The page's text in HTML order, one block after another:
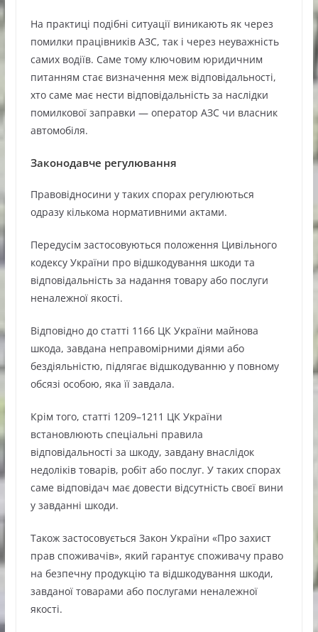
На практиці подібні ситуації виникають як через
помилки працівників АЗС, так і через неуважність
самих водіїв. Саме тому ключовим юридичним
питанням стає визначення меж відповідальності,
хто саме має нести відповідальність за наслідки
помилкової заправки — оператор АЗС чи власник
автомобіля.
Законодавче регулювання
Правовідносини у таких спорах регулюються
одразу кількома нормативними актами.
Передусім застосовуються положення Цивільного
кодексу України про відшкодування шкоди та
відповідальність за надання товару або послуги
неналежної якості.
Відповідно до статті 1166 ЦК України майнова
шкода, завдана неправомірними діями або
бездіяльністю, підлягає відшкодуванню у повному
обсязі особою, яка її завдала.
Крім того, статті 1209–1211 ЦК України
встановлюють спеціальні правила
відповідальності за шкоду, завдану внаслідок
недоліків товарів, робіт або послуг. У таких спорах
саме відповідач має довести відсутність своєї вини
у завданні шкоди.
Також застосовується Закон України «Про захист
прав споживачів», який гарантує споживачу право
на безпечну продукцію та відшкодування шкоди,
завданої товарами або послугами неналежної
якості.